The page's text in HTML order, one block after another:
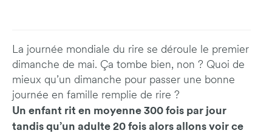
La journée mondiale du rire se déroule le premier
dimanche de mai. Ça tombe bien, non ? Quoi de
mieux qu’un dimanche pour passer une bonne
journée en famille remplie de rire ?
Un enfant rit en moyenne 300 fois par jour
tandis qu’un adulte 20 fois alors allons voir ce